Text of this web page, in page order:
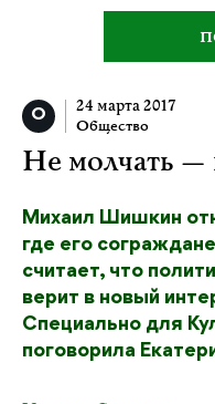
24 марта 2017
Общество
Не молчать —
Михаил Шишкин
где его
считает, что
верит в новый
Специально для
поговорила